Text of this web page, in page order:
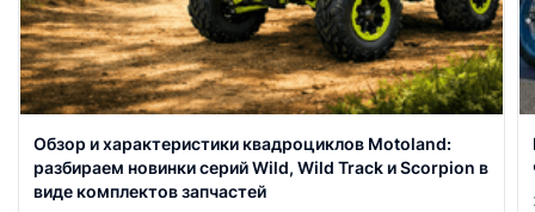
Обзор и характеристики квадроциклов Motoland:
разбираем новинки серий Wild, Wild Track и Scorpion в
виде комплектов запчастей